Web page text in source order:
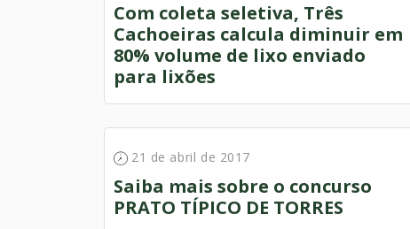
Com coleta seletiva, Três
Cachoeiras calcula diminuir em
80% volume de lixo enviado
para lixões
21 de abril de 2017
Saiba mais sobre o concurso
PRATO TÍPICO DE TORRES